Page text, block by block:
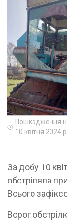
Пошкодження
10 квітня 2024
За добу 10
обстріляла
Всього
Ворог